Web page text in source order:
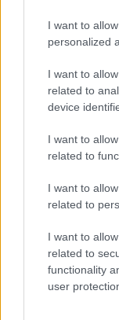
I want to
personalized
I want to
related to
device
I want to
related to
I want to
related to
I want to
related to
functionality
user
Επίθεση
του npm:
πακέτο